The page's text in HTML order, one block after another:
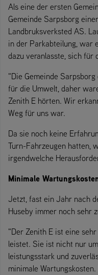
Als eine der ersten
Gemeinde Sarpsborg
Landbruksverksted AS.
in der Parkabteilung, war
dazu veranlasste, sich für
"Die Gemeinde
für die Umwelt, daher
Zenith E hörten. Wir
Weg für uns war.
Da sie noch keine
Turn-Fahrzeugen hatten,
irgendwelche
Minimale
Jetzt, fast ein Jahr nach
Huseby immer noch sehr
"Der Zenith E ist eine
leistet. Sie ist nicht nur
leistungsstark und
minimale